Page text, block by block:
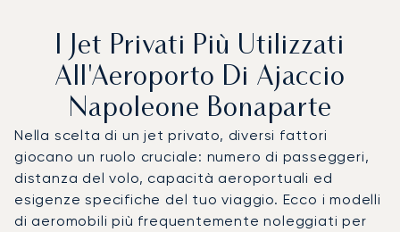
I Jet Privati Più Utilizzati
All'Aeroporto Di Ajaccio
Napoleone Bonaparte
Nella scelta di un jet privato, diversi fattori
giocano un ruolo cruciale: numero di passeggeri,
distanza del volo, capacità aeroportuali ed
esigenze specifiche del tuo viaggio. Ecco i modelli
di aeromobili più frequentemente noleggiati per